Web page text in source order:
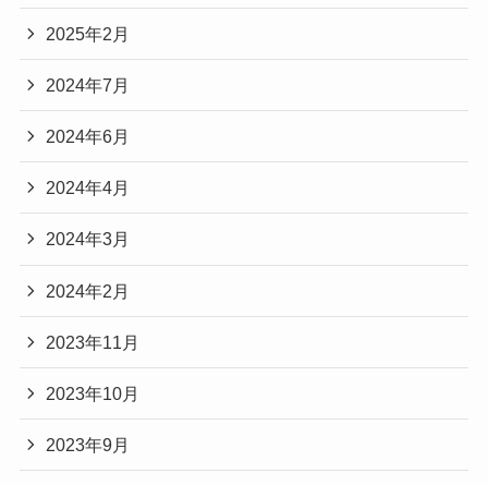
2025年2月
2024年7月
2024年6月
2024年4月
2024年3月
2024年2月
2023年11月
2023年10月
2023年9月